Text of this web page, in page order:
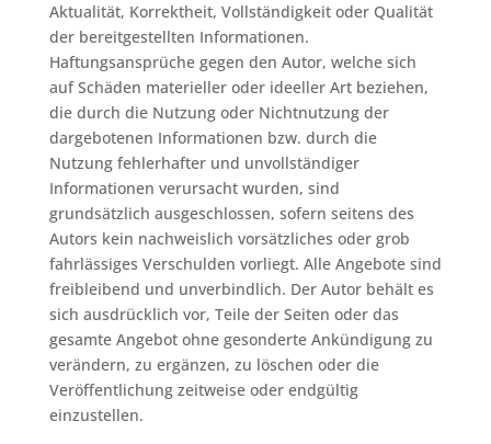
Aktualität, Korrektheit, Vollständigkeit oder Qualität
der bereitgestellten Informationen.
Haftungsansprüche gegen den Autor, welche sich
auf Schäden materieller oder ideeller Art beziehen,
die durch die Nutzung oder Nichtnutzung der
dargebotenen Informationen bzw. durch die
Nutzung fehlerhafter und unvollständiger
Informationen verursacht wurden, sind
grundsätzlich ausgeschlossen, sofern seitens des
Autors kein nachweislich vorsätzliches oder grob
fahrlässiges Verschulden vorliegt. Alle Angebote sind
freibleibend und unverbindlich. Der Autor behält es
sich ausdrücklich vor, Teile der Seiten oder das
gesamte Angebot ohne gesonderte Ankündigung zu
verändern, zu ergänzen, zu löschen oder die
Veröffentlichung zeitweise oder endgültig
einzustellen.